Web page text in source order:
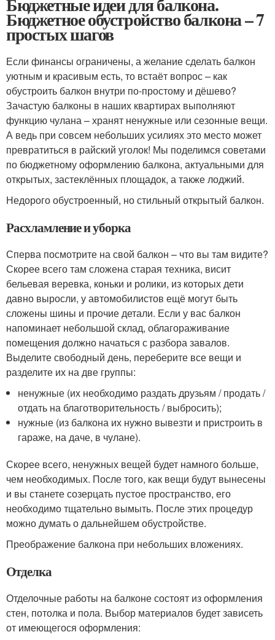
Бюджетное обустройство балкона – 7
простых шагов
Если финансы ограничены, а желание сделать балкон
уютным и красивым есть, то встаёт вопрос – как
обустроить балкон внутри по-простому и дёшево?
Зачастую балконы в наших квартирах выполняют
функцию чулана – хранят ненужные или сезонные вещи.
А ведь при совсем небольших усилиях это место может
превратиться в райский уголок! Мы поделимся советами
по бюджетному оформлению балкона, актуальными для
открытых, застеклённых площадок, а также лоджий.
Недорого обустроенный, но стильный открытый балкон.
Расхламление и уборка
Сперва посмотрите на свой балкон – что вы там видите?
Скорее всего там сложена старая техника, висит
бельевая веревка, коньки и ролики, из которых дети
давно выросли, у автомобилистов ещё могут быть
сложены шины и прочие детали. Если у вас балкон
напоминает небольшой склад, облагораживание
помещения должно начаться с разбора завалов.
Выделите свободный день, переберите все вещи и
разделите их на две группы:
ненужные (их необходимо раздать друзьям / продать /
отдать на благотворительность / выбросить);
нужные (из балкона их нужно вывезти и пристроить в
гараже, на даче, в чулане).
Скорее всего, ненужных вещей будет намного больше,
чем необходимых. После того, как вещи будут вынесены
и вы станете созерцать пустое пространство, его
необходимо тщательно вымыть. После этих процедур
можно думать о дальнейшем обустройстве.
Преображение балкона при небольших вложениях.
Отделка
Отделочные работы на балконе состоят из оформления
стен, потолка и пола. Выбор материалов будет зависеть
от имеющегося оформления: